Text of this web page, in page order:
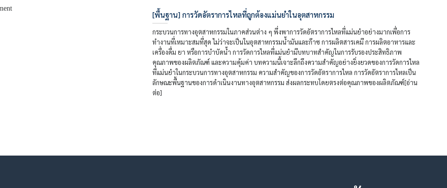
[พื้นฐาน] การวัดอัตราการไหลที่ถูกต้องแม่นยำในอุตสาหกรรม
กระบวนการทางอุตสาหกรรมในภาคส่วนต่าง ๆ พึ่งพาการวัดอัตราการไหลที่แม่นยำอย่างมากเพื่อการ
ทำงานที่เหมาะสมที่สุด ไม่ว่าจะเป็นในอุตสาหกรรมน้ำมันและก๊าซ การผลิตสารเคมี การผลิตอาหารและ
เครื่องดื่ม ยา หรือการบำบัดน้ำ การวัดการไหลที่แม่นยำมีบทบาทสำคัญในการรับรองประสิทธิภาพ
คุณภาพของผลิตภัณฑ์ และความคุ้มค่า บทความนี้เจาะลึกถึงความสำคัญอย่างยิ่งยวดของการวัดการไหล
ที่แม่นยำในกระบวนการทางอุตสาหกรรม ความสำคัญของการวัดอัตราการไหล การวัดอัตราการไหลเป็น
ลักษณะพื้นฐานของการดำเนินงานทางอุตสาหกรรม ส่งผลกระทบโดยตรงต่อคุณภาพของผลิตภัณฑ์[อ่าน
ต่อ]